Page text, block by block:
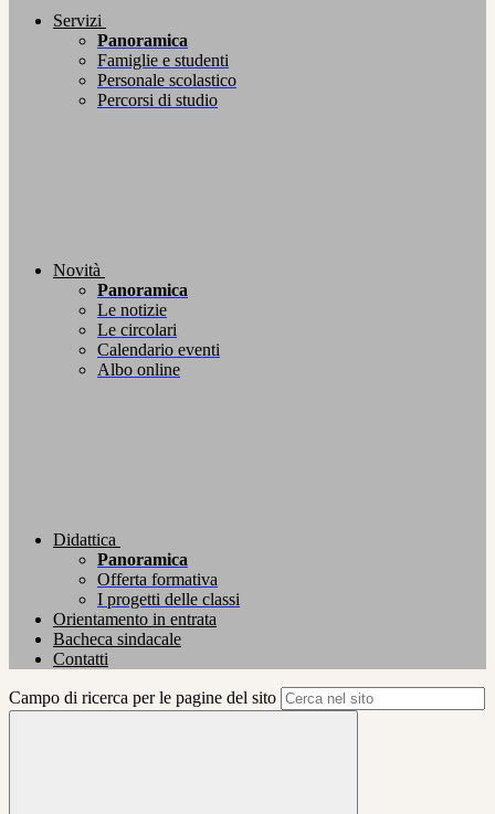
Servizi
Panoramica
Famiglie e studenti
Personale scolastico
Percorsi di studio
Novità
Panoramica
Le notizie
Le circolari
Calendario eventi
Albo online
Didattica
Panoramica
Offerta formativa
I progetti delle classi
Orientamento in entrata
Bacheca sindacale
Contatti
Campo di ricerca per le pagine del sito